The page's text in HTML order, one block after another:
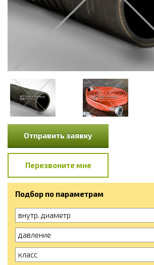
Отправить заявку
Перезвоните мне
Подбор по параметрам
внутр. диаметр
давление
класс